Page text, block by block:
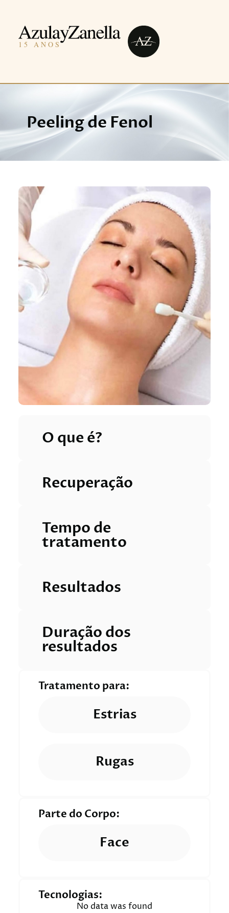
Peeling de Fenol
O que é?
Recuperação
Tempo de
tratamento
Resultados
Duração dos
resultados
Tratamento para:
Estrias
Rugas
Parte do Corpo:
Face
Tecnologias:
No data was found